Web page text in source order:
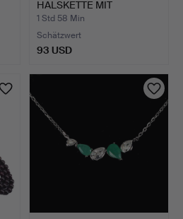
HALSKETTE MIT
WELLENFÖR…
1 Std 58 Min
Schätzwert
93 USD